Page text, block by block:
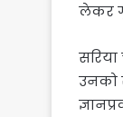
लेकर
उनको